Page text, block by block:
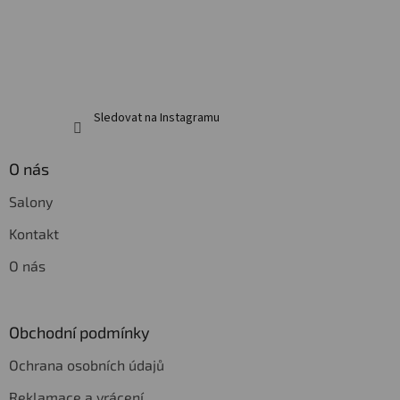
Sledovat na Instagramu
O nás
Salony
Kontakt
O nás
Obchodní podmínky
Ochrana osobních údajů